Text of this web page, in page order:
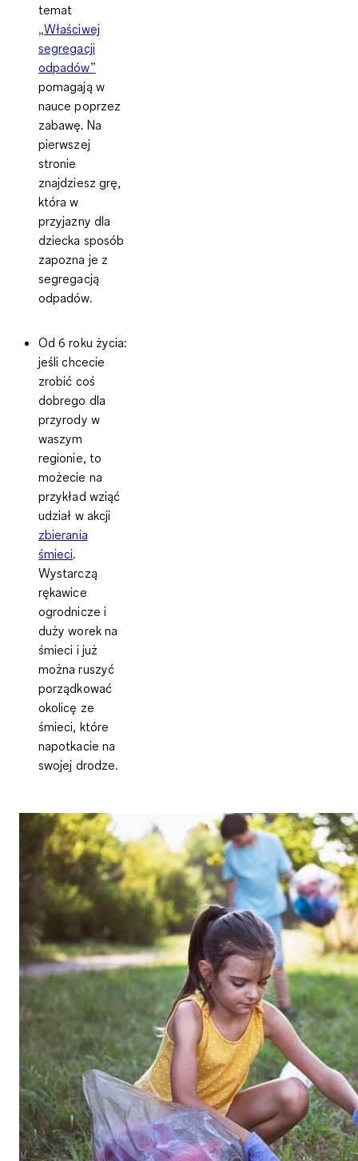
temat
„Właściwej
segregacji
odpadów”
pomagają w
nauce poprzez
zabawę. Na
pierwszej
stronie
znajdziesz grę,
która w
przyjazny dla
dziecka sposób
zapozna je z
segregacją
odpadów.
Od 6 roku życia:
jeśli chcecie
zrobić coś
dobrego dla
przyrody w
waszym
regionie, to
możecie na
przykład wziąć
udział w akcji
zbierania
śmieci.
Wystarczą
rękawice
ogrodnicze i
duży worek na
śmieci i już
można ruszyć
porządkować
okolicę ze
śmieci, które
napotkacie na
swojej drodze.